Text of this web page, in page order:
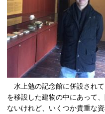
水上勉の記念館に併設され
を移設した建物の中にあって
ないけれど、いくつか貴重な